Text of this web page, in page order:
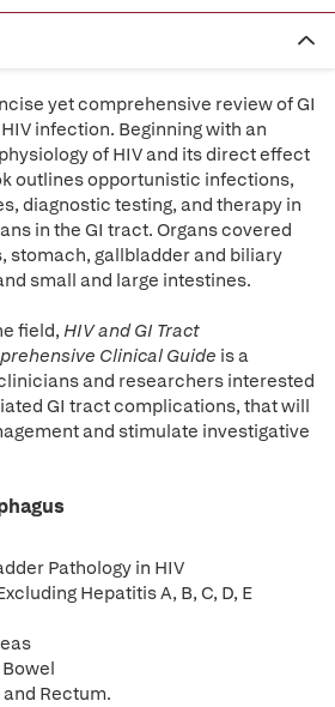
yet comprehensive review of GI
infection. Beginning with an
of HIV and its direct effect
outlines opportunistic infections,
diagnostic testing, and therapy in
in the GI tract. Organs covered
stomach, gallbladder and biliary
small and large intestines.
field, HIV and GI Tract
Clinical Guide is a
and researchers interested
GI tract complications, that will
and stimulate investigative
Pathology in HIV
Hepatitis A, B, C, D, E
Rectum.